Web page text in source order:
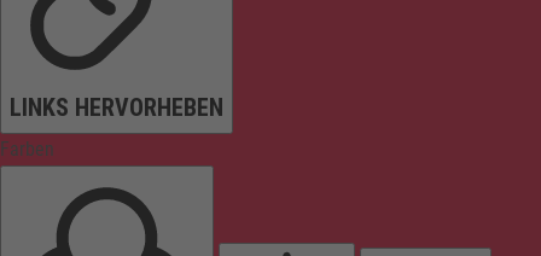
LINKS HERVORHEBEN
Farben